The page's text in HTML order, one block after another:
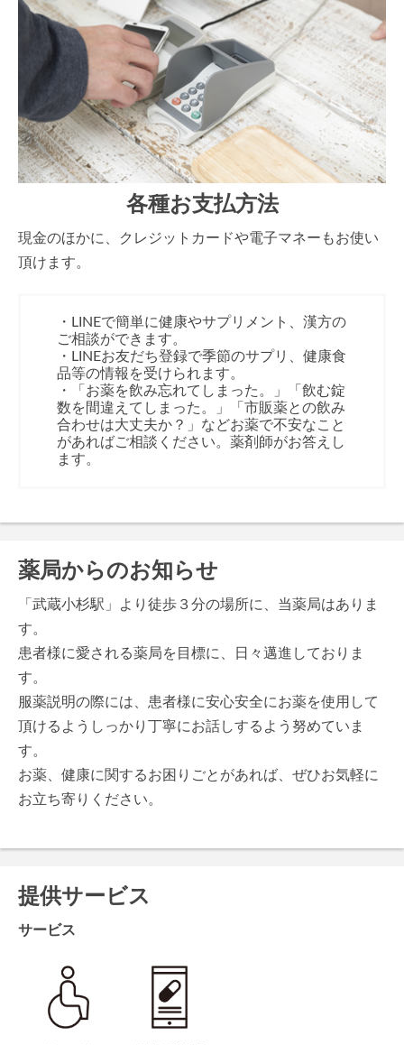
各種お支払方法
現金のほかに、クレジットカードや電子マネーもお使い
頂けます。
・LINEで簡単に健康やサプリメント、漢方の
ご相談ができます。
・LINEお友だち登録で季節のサプリ、健康食
品等の情報を受けられます。
・「お薬を飲み忘れてしまった。」「飲む錠
数を間違えてしまった。」「市販薬との飲み
合わせは大丈夫か？」などお薬で不安なこと
があればご相談ください。薬剤師がお答えし
ます。
薬局からのお知らせ
「武蔵小杉駅」より徒歩３分の場所に、当薬局はありま
す。
患者様に愛される薬局を目標に、日々邁進しておりま
す。
服薬説明の際には、患者様に安心安全にお薬を使用して
頂けるようしっかり丁寧にお話しするよう努めていま
す。
お薬、健康に関するお困りごとがあれば、ぜひお気軽に
お立ち寄りください。
提供サービス
サービス